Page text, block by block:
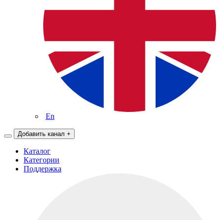
En
Добавить канал +
Каталог
Категории
Поддержка